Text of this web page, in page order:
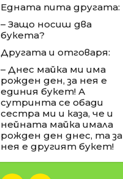
Едната пита другата:
– Защо носиш два
букета?
Другата и отговаря:
– Днес майка ми има
рожден ден, за нея е
единия букет! А
сутринта се обади
сестра ми и каза, че и
нейната майка имала
рожден ден днес, та за
нея е другият букет!